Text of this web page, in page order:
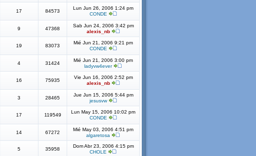
17 84573
Lun Jun 26, 2006 1:24 pm
CONDE
9 47368
Sab Jun 24, 2006 3:42 pm
alexis_nb
19 83073
Mié Jun 21, 2006 9:21 pm
CONDE
4 31424
Mié Jun 21, 2006 3:00 pm
ladyvw4ever
16 75935
Vie Jun 16, 2006 2:52 pm
alexis_nb
3 28465
Jue Jun 15, 2006 5:44 pm
jesusvw
17 119549
Lun May 15, 2006 10:02 pm
CONDE
14 67272
Mié May 03, 2006 4:51 pm
algaretosa
5 35958
Dom Abr 23, 2006 4:15 pm
CHOLE